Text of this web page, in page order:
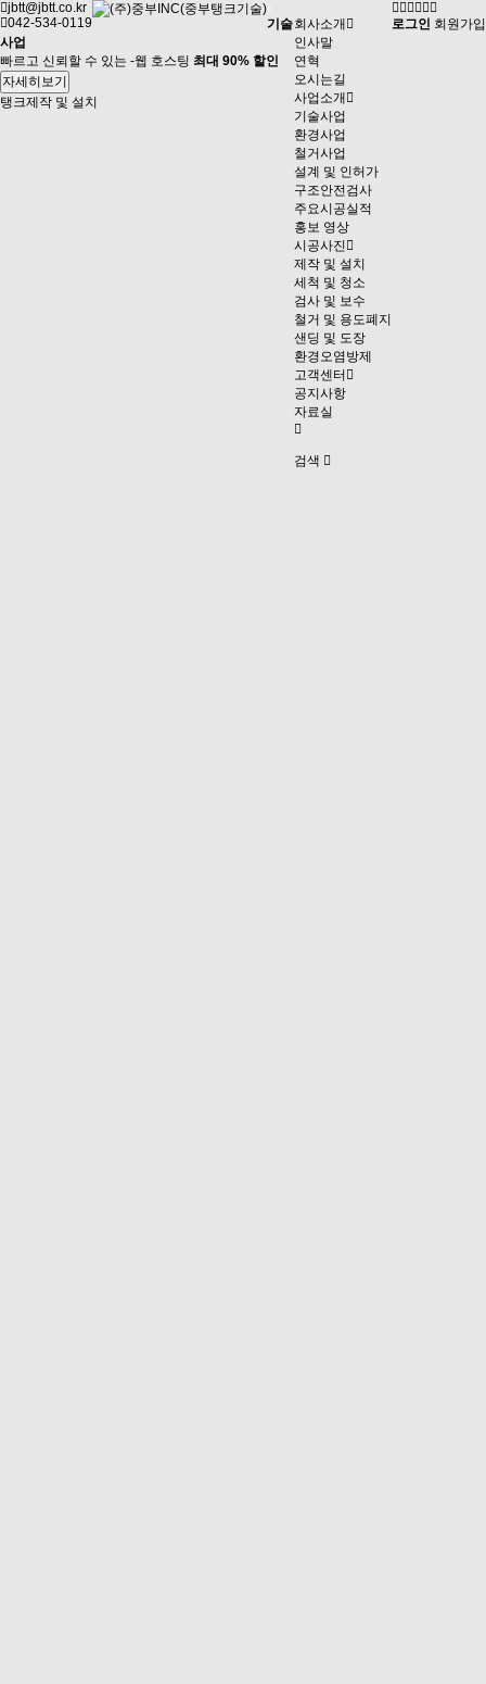
jbtt@jbtt.co.kr
042-534-0119
로그인 회원가입
회사소개
인사말
연혁
오시는길
사업소개
기술사업
환경사업
철거사업
설계 및 인허가
구조안전검사
주요시공실적
홍보 영상
시공사진
제작 및 설치
세척 및 청소
검사 및 보수
철거 및 용도폐지
샌딩 및 도장
환경오염방제
고객센터
공지사항
자료실
검색
기술
사업
빠르고 신뢰할 수 있는 -웹 호스팅 최대 90% 할인
자세히보기
탱크제작 및 설치